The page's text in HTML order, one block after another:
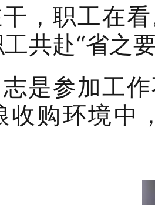
，职工在
共赴“省之
是参加工
收购环境中